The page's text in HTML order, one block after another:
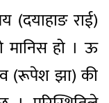
(दयाहाङ राई)
मानिस हो । ऊ
(रूपेश झा) की